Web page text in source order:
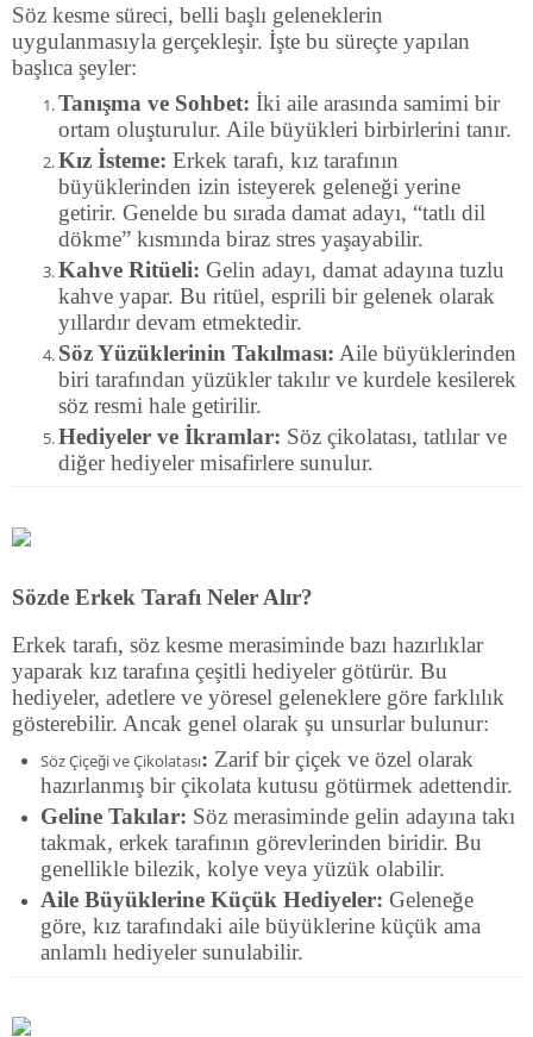
Söz kesme süreci, belli başlı geleneklerin
uygulanmasıyla gerçekleşir. İşte bu süreçte yapılan
başlıca şeyler:
Tanışma ve Sohbet: İki aile arasında samimi bir
ortam oluşturulur. Aile büyükleri birbirlerini tanır.
Kız İsteme: Erkek tarafı, kız tarafının
büyüklerinden izin isteyerek geleneği yerine
getirir. Genelde bu sırada damat adayı, “tatlı dil
dökme” kısmında biraz stres yaşayabilir.
Kahve Ritüeli: Gelin adayı, damat adayına tuzlu
kahve yapar. Bu ritüel, esprili bir gelenek olarak
yıllardır devam etmektedir.
Söz Yüzüklerinin Takılması: Aile büyüklerinden
biri tarafından yüzükler takılır ve kurdele kesilerek
söz resmi hale getirilir.
Hediyeler ve İkramlar: Söz çikolatası, tatlılar ve
diğer hediyeler misafirlere sunulur.
Sözde Erkek Tarafı Neler Alır?
Erkek tarafı, söz kesme merasiminde bazı hazırlıklar
yaparak kız tarafına çeşitli hediyeler götürür. Bu
hediyeler, adetlere ve yöresel geleneklere göre farklılık
gösterebilir. Ancak genel olarak şu unsurlar bulunur:
Söz Çiçeği ve Çikolatası: Zarif bir çiçek ve özel olarak
hazırlanmış bir çikolata kutusu götürmek adettendir.
Geline Takılar: Söz merasiminde gelin adayına takı
takmak, erkek tarafının görevlerinden biridir. Bu
genellikle bilezik, kolye veya yüzük olabilir.
Aile Büyüklerine Küçük Hediyeler: Geleneğe
göre, kız tarafındaki aile büyüklerine küçük ama
anlamlı hediyeler sunulabilir.